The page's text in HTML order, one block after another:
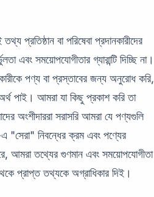
বা পরিষেবা প্রদানকারীদের
এবং সময়োপযোগীতার গ্যারান্টি দিচ্ছি না।
পণ্য বা প্রস্তাবের জন্য অনুরোধ করি,
পাই। আমরা যা কিছু প্রকাশ করি তা
অংশীদাররা সরাসরি আমরা যে পণ্যগুলি
"সেরা" নিবন্ধের ক্রম এবং পণ্যের
আমরা তথ্যের গুণমান এবং সময়োপযোগীতা
প্রাপ্ত তথ্যকে অগ্রাধিকার দিই।